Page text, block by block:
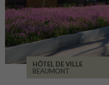
HÔTEL DE VILLE
BEAUMONT